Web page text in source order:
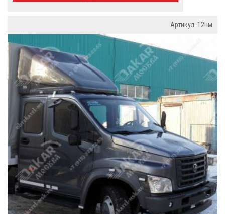
«Дакар»
Артикул: 12нм